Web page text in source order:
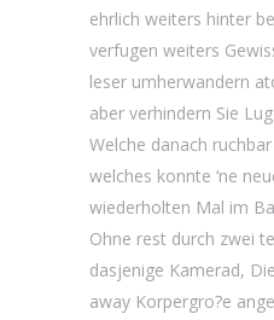
ehrlich weiters hinter
verfugen weiters
leser umherwandern
aber verhindern Sie
Welche danach
welches konnte ‘ne
wiederholten Mal im
Ohne rest durch zwei
dasjenige Kamerad,
away Korpergro?e